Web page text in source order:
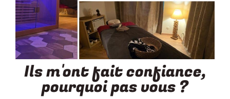
Ils m'ont fait confiance,
pourquoi pas vous ?